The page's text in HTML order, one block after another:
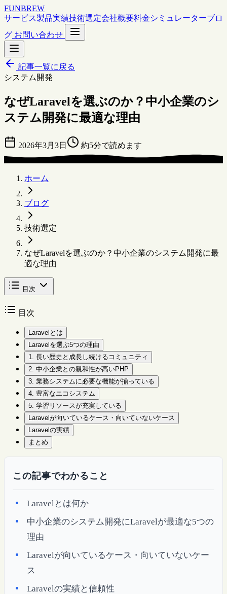
FUNBREW
サービス製品実績技術選定会社概要料金シミュレーターブロ
グ お問い合わせ
記事一覧に戻る
システム開発
なぜLaravelを選ぶのか？中小企業のシ
ステム開発に最適な理由
2026年3月3日 約5分で読めます
ホーム
ブログ
技術選定
なぜLaravelを選ぶのか？中小企業のシステム開発に最
適な理由
目次
目次
Laravelとは
Laravelを選ぶ5つの理由
1. 長い歴史と成長し続けるコミュニティ
2. 中小企業との親和性が高いPHP
3. 業務システムに必要な機能が揃っている
4. 豊富なエコシステム
5. 学習リソースが充実している
Laravelが向いているケース・向いていないケース
Laravelの実績
まとめ
この記事でわかること
Laravelとは何か
中小企業のシステム開発にLaravelが最適な5つの
理由
Laravelが向いているケース・向いていないケー
ス
Laravelの実績と信頼性